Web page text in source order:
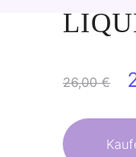
26,00€